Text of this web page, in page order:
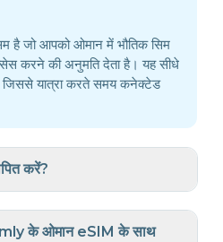
है जो आपको ओमान में भौतिक सिम
करने की अनुमति देता है। यह सीधे
यात्रा करते समय कनेक्टेड
करें?
के ओमान eSIM के साथ